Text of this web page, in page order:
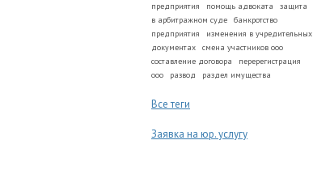
предприятия
помощь адвоката
защита
в арбитражном суде
банкротство
предприятия
изменения в учредительных
документах
смена участников ооо
составление договора
перерегистрация
ооо
развод раздел имущества
Все теги
Заявка на юр. услугу